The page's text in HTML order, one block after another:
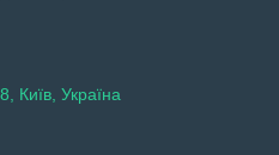
Київ, Україна